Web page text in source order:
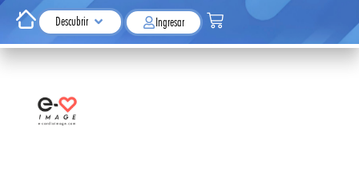
Descubrir Ingresar